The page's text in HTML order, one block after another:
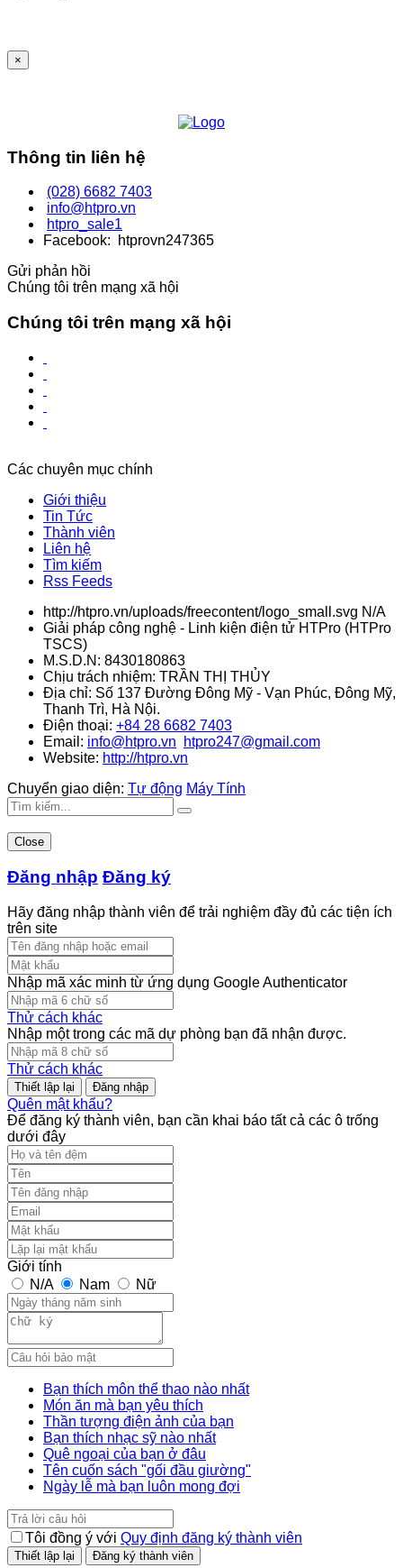
×
Thông tin liên hệ
(028) 6682 7403
info@htpro.vn
htpro_sale1
Facebook: htprovn247365
Gửi phản hồi
Chúng tôi trên mạng xã hội
Chúng tôi trên mạng xã hội
Các chuyên mục chính
Giới thiệu
Tin Tức
Thành viên
Liên hệ
Tìm kiếm
Rss Feeds
http://htpro.vn/uploads/freecontent/logo_small.svg N/A
Giải pháp công nghệ - Linh kiện điện tử HTPro (HTPro
TSCS)
M.S.D.N: 8430180863
Chịu trách nhiệm: TRẦN THỊ THỦY
Địa chỉ: Số 137 Đường Đông Mỹ - Vạn Phúc, Đông Mỹ,
Thanh Trì, Hà Nội.
Điện thoại: +84 28 6682 7403
Email: info@htpro.vn
htpro247@gmail.com
Website: http://htpro.vn
Chuyển giao diện: Tự động Máy Tính
Close
Đăng nhập Đăng ký
Hãy đăng nhập thành viên để trải nghiệm đầy đủ các tiện ích
trên site
Nhập mã xác minh từ ứng dụng Google Authenticator
Thử cách khác
Nhập một trong các mã dự phòng bạn đã nhận được.
Thử cách khác
Đăng nhập
Quên mật khẩu?
Để đăng ký thành viên, bạn cần khai báo tất cả các ô trống
dưới đây
Giới tính
N/A
Nam Nữ
Bạn thích môn thể thao nào nhất
Món ăn mà bạn yêu thích
Thần tượng điện ảnh của bạn
Bạn thích nhạc sỹ nào nhất
Quê ngoại của bạn ở đâu
Tên cuốn sách "gối đầu giường"
Ngày lễ mà bạn luôn mong đợi
Tôi đồng ý với Quy định đăng ký thành viên